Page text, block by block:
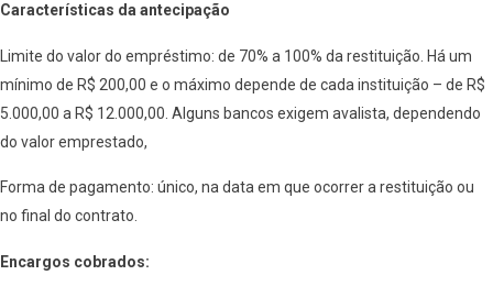
Características da antecipação
Limite do valor do empréstimo: de 70% a 100% da restituição. Há um
mínimo de R$ 200,00 e o máximo depende de cada instituição – de R$
5.000,00 a R$ 12.000,00. Alguns bancos exigem avalista, dependendo
do valor emprestado,
Forma de pagamento: único, na data em que ocorrer a restituição ou
no final do contrato.
Encargos cobrados: